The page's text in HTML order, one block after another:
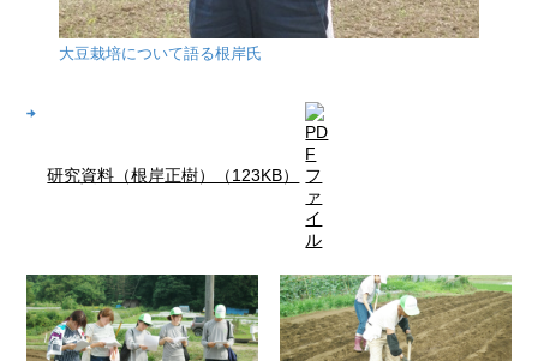
大豆栽培について語る根岸氏
研究資料（根岸正樹）（123KB）